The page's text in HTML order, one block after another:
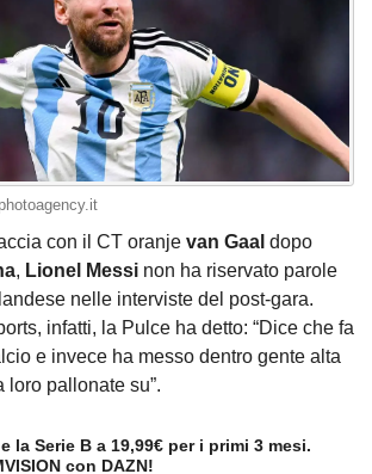
con il CT oranje van Gaal dopo
, Lionel Messi non ha riservato parole
nelle interviste del post-gara.
infatti, la Pulce ha detto: “Dice che fa
e invece ha messo dentro gente alta
loro pallonate su”.
la Serie B a 19,99€ per i primi 3 mesi.
con DAZN!